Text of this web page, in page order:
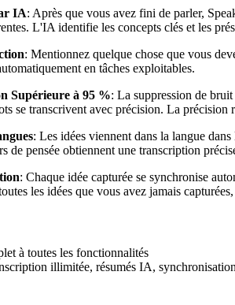
IA: Après que vous avez fini de parler,
L'IA identifie les concepts clés et les
: Mentionnez quelque chose que vous
en tâches exploitables.
Supérieure à 95 %: La suppression de
se transcrivent avec précision. La précision
: Les idées viennent dans la langue
de pensée obtiennent une transcription
: Chaque idée capturée se synchronise
les idées que vous avez jamais
à toutes les fonctionnalités
illimitée, résumés IA,